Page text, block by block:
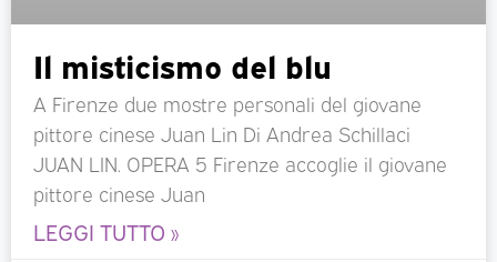
Il misticismo del blu
A Firenze due mostre personali del giovane
pittore cinese Juan Lin Di Andrea Schillaci
JUAN LIN. OPERA 5 Firenze accoglie il giovane
pittore cinese Juan
LEGGI TUTTO »